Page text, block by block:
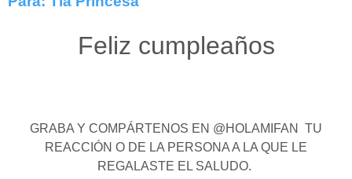
Feliz cumpleaños
GRABA Y COMPÁRTENOS EN @HOLAMIFAN TU
REACCIÓN O DE LA PERSONA A LA QUE LE
REGALASTE EL SALUDO.